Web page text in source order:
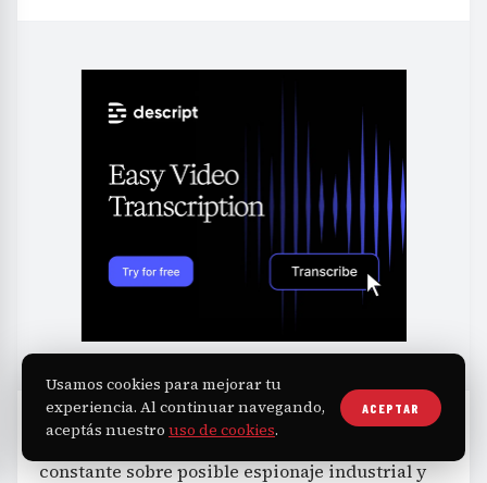
Este caso se inscribe en el contexto de alerta
constante sobre posible espionaje industrial y
Usamos cookies para mejorar tu
experiencia. Al continuar navegando,
aceptás nuestro uso de cookies.
ACEPTAR